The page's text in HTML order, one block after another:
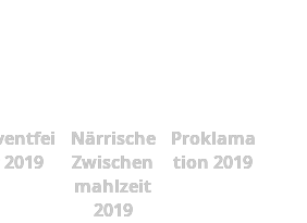
Närrische
Zwischen
mahlzeit
2019
Proklama
tion 2019